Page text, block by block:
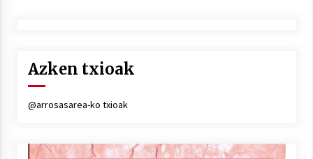
Azken txioak
@arrosasarea-ko txioak